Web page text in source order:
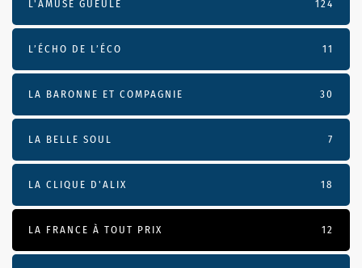
L'AMUSE GUEULE 124
L’ÉCHO DE L’ÉCO 11
LA BARONNE ET COMPAGNIE 30
LA BELLE SOUL 7
LA CLIQUE D'ALIX 18
LA FRANCE À TOUT PRIX 12